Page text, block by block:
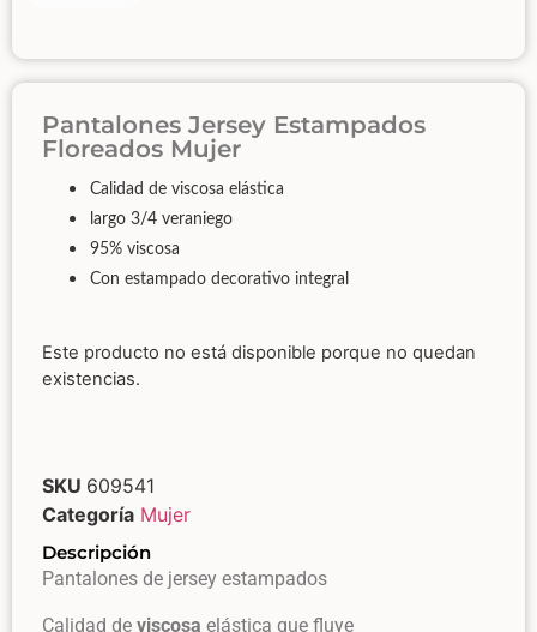
Pantalones Jersey Estampados
Floreados Mujer
Calidad de viscosa elástica
largo 3/4 veraniego
95% viscosa
Con estampado decorativo integral
Este producto no está disponible porque no quedan
existencias.
SKU 609541
Categoría Mujer
Descripción
Pantalones de jersey estampados
Calidad de viscosa elástica que fluye